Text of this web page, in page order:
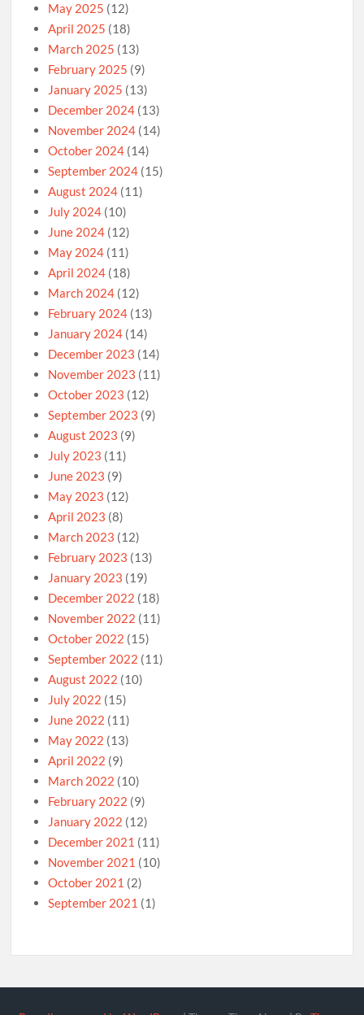
May 2025 (12)
April 2025 (18)
March 2025 (13)
February 2025 (9)
January 2025 (13)
December 2024 (13)
November 2024 (14)
October 2024 (14)
September 2024 (15)
August 2024 (11)
July 2024 (10)
June 2024 (12)
May 2024 (11)
April 2024 (18)
March 2024 (12)
February 2024 (13)
January 2024 (14)
December 2023 (14)
November 2023 (11)
October 2023 (12)
September 2023 (9)
August 2023 (9)
July 2023 (11)
June 2023 (9)
May 2023 (12)
April 2023 (8)
March 2023 (12)
February 2023 (13)
January 2023 (19)
December 2022 (18)
November 2022 (11)
October 2022 (15)
September 2022 (11)
August 2022 (10)
July 2022 (15)
June 2022 (11)
May 2022 (13)
April 2022 (9)
March 2022 (10)
February 2022 (9)
January 2022 (12)
December 2021 (11)
November 2021 (10)
October 2021 (2)
September 2021 (1)